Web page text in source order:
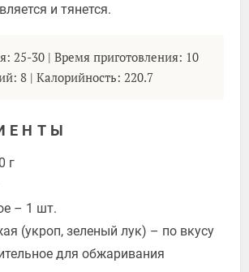
и тянется.
25-30 | Время приготовления: 10
8 | Калорийность: 220.7
г
– 1 шт.
(укроп, зеленый лук) – по вкусу
для обжаривания